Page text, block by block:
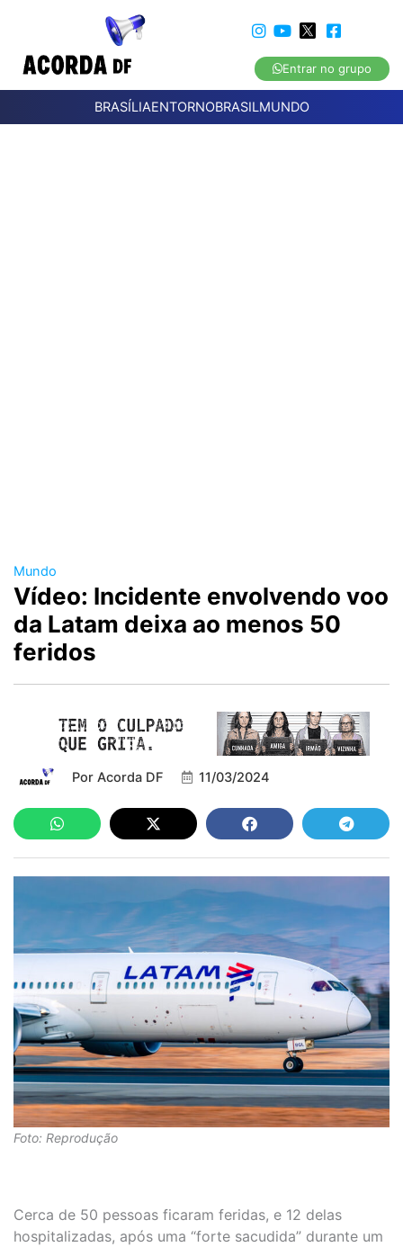
Entrar no grupo
BRASÍLIAENTORNOBRASILMUNDO
Mundo
Vídeo: Incidente envolvendo voo
da Latam deixa ao menos 50
feridos
Por Acorda DF 11/03/2024
Foto: Reprodução
Cerca de 50 pessoas ficaram feridas, e 12 delas
hospitalizadas, após uma “forte sacudida” durante um